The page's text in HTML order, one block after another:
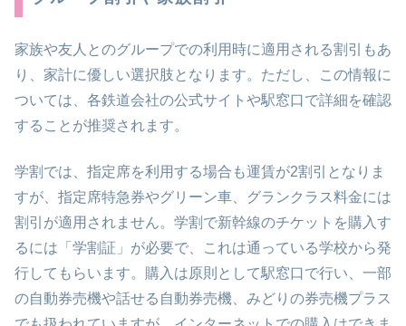
家族や友人とのグループでの利用時に適用される割引もあ
り、家計に優しい選択肢となります。ただし、この情報に
ついては、各鉄道会社の公式サイトや駅窓口で詳細を確認
することが推奨されます。
学割では、指定席を利用する場合も運賃が2割引となりま
すが、指定席特急券やグリーン車、グランクラス料金には
割引が適用されません。学割で新幹線のチケットを購入す
るには「学割証」が必要で、これは通っている学校から発
行してもらいます。購入は原則として駅窓口で行い、一部
の自動券売機や話せる自動券売機、みどりの券売機プラス